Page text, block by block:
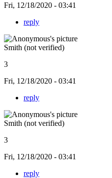
Fri, 12/18/2020 - 03:41
reply
Smith (not verified)
3
Fri, 12/18/2020 - 03:41
reply
Smith (not verified)
3
Fri, 12/18/2020 - 03:41
reply